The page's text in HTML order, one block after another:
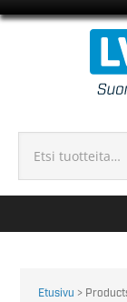
Etusivu >